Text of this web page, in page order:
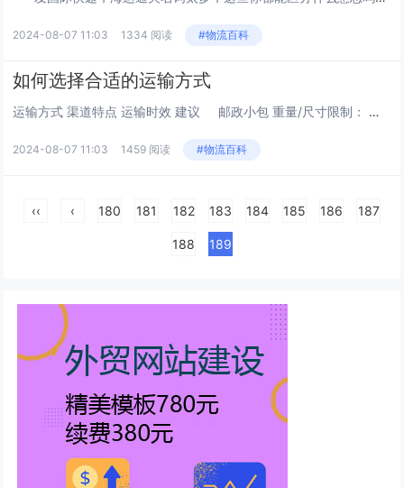
2024-08-07 11:03 1334 阅读 #物流百科
如何选择合适的运输方式
运输方式 渠道特点 运输时效 建议 邮政小包 重量/尺寸限制： 最大重量不能超过2kg 非圆筒货...
2024-08-07 11:03 1459 阅读 #物流百科
‹‹ ‹ 180 181 182 183 184 185 186 187
188 189